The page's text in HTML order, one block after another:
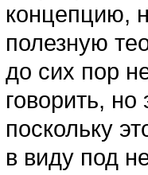
концепцию,
полезную
до сих пор
говорить,
поскольку
в виду под